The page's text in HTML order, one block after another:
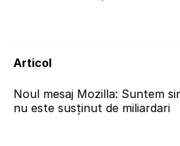
Articol
Noul mesaj Mozilla: Suntem
nu este susținut de miliardari